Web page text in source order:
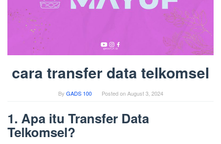
cara transfer data telkomsel
By GADS 100 Posted onAugust 3, 2024
1. Apa itu Transfer Data
Telkomsel?